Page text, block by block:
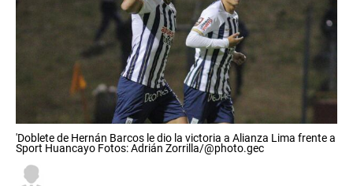
'Doblete de Hernán Barcos le dio la victoria a Alianza Lima frente a
Sport Huancayo Fotos: Adrián Zorrilla/@photo.gec